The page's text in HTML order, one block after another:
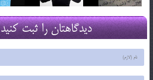
دیدگاهتان را ثبت کنید